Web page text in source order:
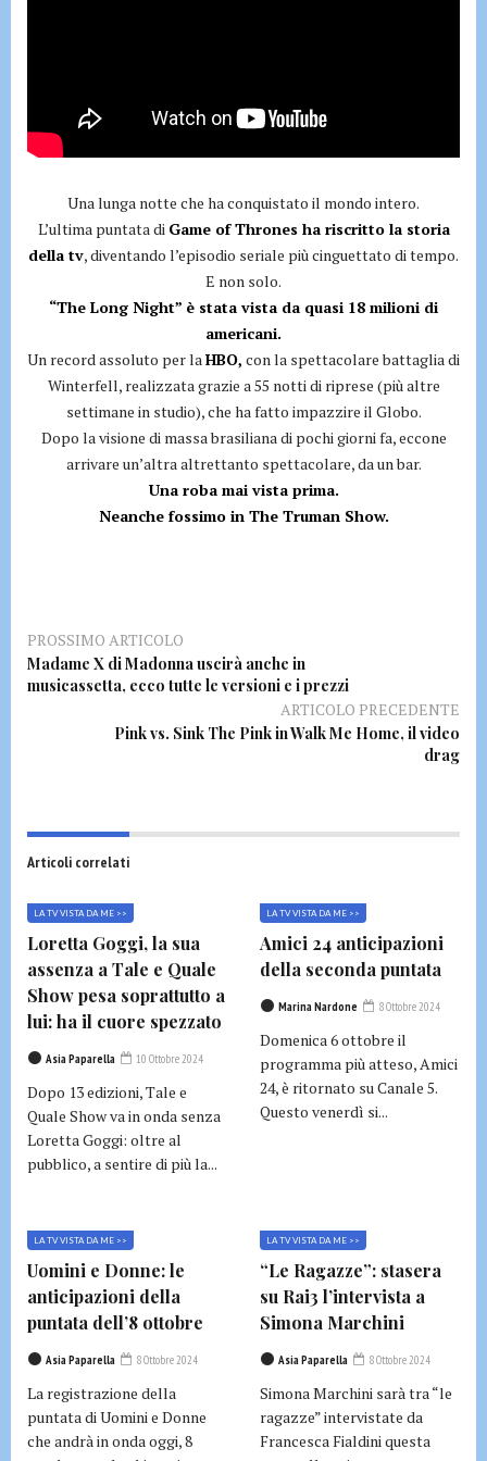
Una lunga notte che ha conquistato il mondo intero.
L’ultima puntata di Game of Thrones ha riscritto la storia
della tv, diventando l’episodio seriale più cinguettato di tempo.
E non solo.
“The Long Night” è stata vista da quasi 18 milioni di
americani.
Un record assoluto per laHBO, con la spettacolare battaglia di
Winterfell, realizzata grazie a 55 notti di riprese (più altre
settimane in studio), che ha fatto impazzire il Globo.
Dopo la visione di massa brasiliana di pochi giorni fa, eccone
arrivare un’altra altrettanto spettacolare, da un bar.
Una roba mai vista prima.
Neanche fossimo in The Truman Show.
PROSSIMO ARTICOLO
Madame X di Madonna uscirà anche in
musicassetta, ecco tutte le versioni e i prezzi
ARTICOLO PRECEDENTE
Pink vs. Sink The Pink in Walk Me Home, il video
drag
Articoli correlati
LA TV VISTA DA ME >>
Loretta Goggi, la sua
assenza a Tale e Quale
Show pesa soprattutto a
lui: ha il cuore spezzato
Asia Paparella 10 Ottobre 2024
Dopo 13 edizioni, Tale e
Quale Show va in onda senza
Loretta Goggi: oltre al
pubblico, a sentire di più la...
LA TV VISTA DA ME >>
Amici 24 anticipazioni
della seconda puntata
Marina Nardone 8 Ottobre 2024
Domenica 6 ottobre il
programma più atteso, Amici
24, è ritornato su Canale 5.
Questo venerdì si...
LA TV VISTA DA ME >>
Uomini e Donne: le
anticipazioni della
puntata dell’8 ottobre
Asia Paparella 8 Ottobre 2024
La registrazione della
puntata di Uomini e Donne
che andrà in onda oggi, 8
LA TV VISTA DA ME >>
“Le Ragazze”: stasera
su Rai3 l’intervista a
Simona Marchini
Asia Paparella 8 Ottobre 2024
Simona Marchini sarà tra “le
ragazze” intervistate da
Francesca Fialdini questa